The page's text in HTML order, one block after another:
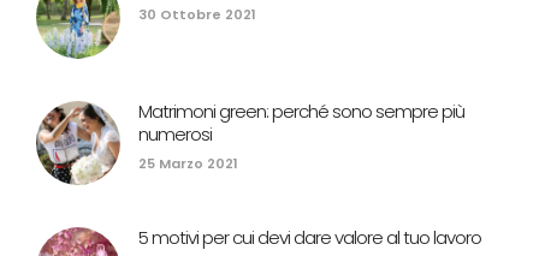
30 Ottobre 2021
Matrimoni green: perché sono sempre più
numerosi
25 Marzo 2021
5 motivi per cui devi dare valore al tuo lavoro